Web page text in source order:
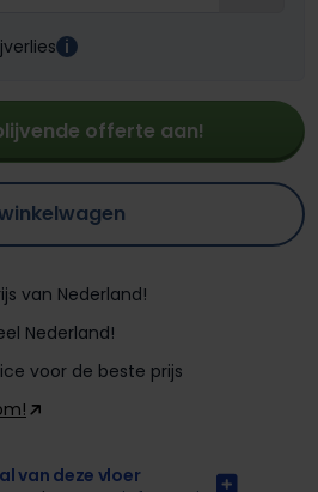
i
offerte aan!
van Nederland!
Nederland!
voor de beste prijs
van deze vloer